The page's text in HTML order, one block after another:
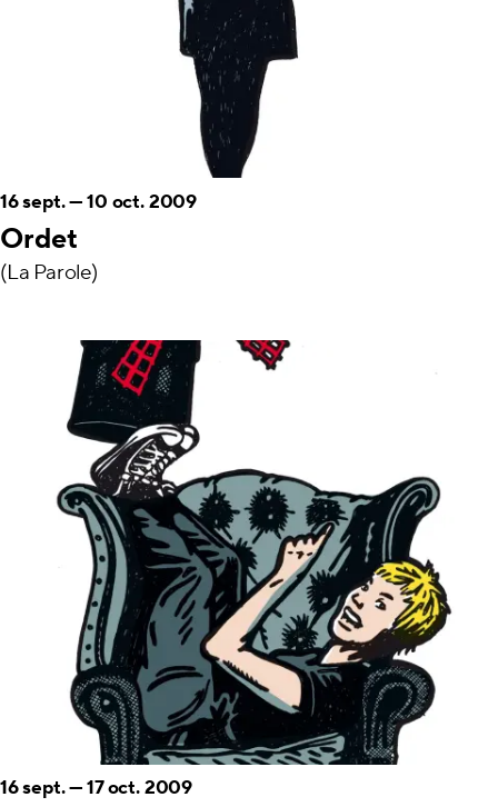
Ordet
16 sept.—10 oct. 2009
(La Parole)
16 sept.—17 oct. 2009